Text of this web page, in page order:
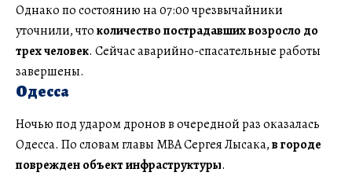
Однако по состоянию на 07:00 чрезвычайники
уточнили, чтоколичество пострадавших возросло до
трех человек. Сейчас аварийно-спасательные работы
завершены.
Одесса
Ночью под ударом дронов в очередной раз оказалась
Одесса. По словам главы МВА Сергея Лысака,в городе
поврежден объект инфраструктуры.